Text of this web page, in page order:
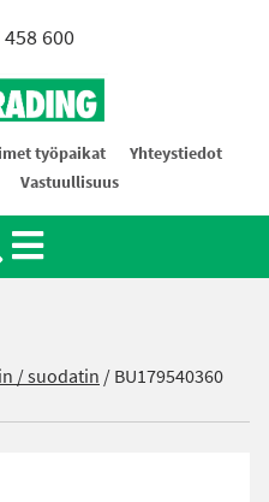
600
työpaikat
Yhteystiedot
Vastuullisuus
/ suodatin /BU179540360